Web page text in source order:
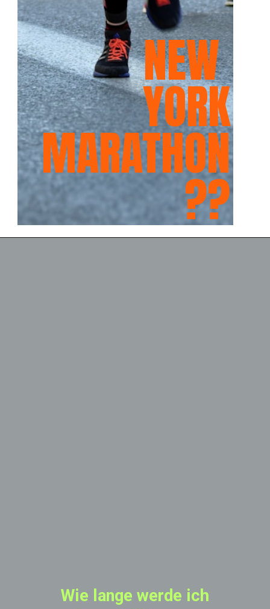
NEW
YORK
MARATHON
??
Wie lange werde ich